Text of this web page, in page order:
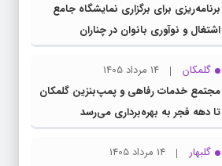
برنامه‌ریزی برای برگزاری نمایشگاه جامع
اشتغال و نوآوری بانوان در چناران
گلمکان
14 مرداد 1405
مجتمع خدمات رفاهی و پمپ‌بنزین گلمکان
تا دهه فجر به بهره‌برداری می‌رسد
گلبهار
14 مرداد 1405